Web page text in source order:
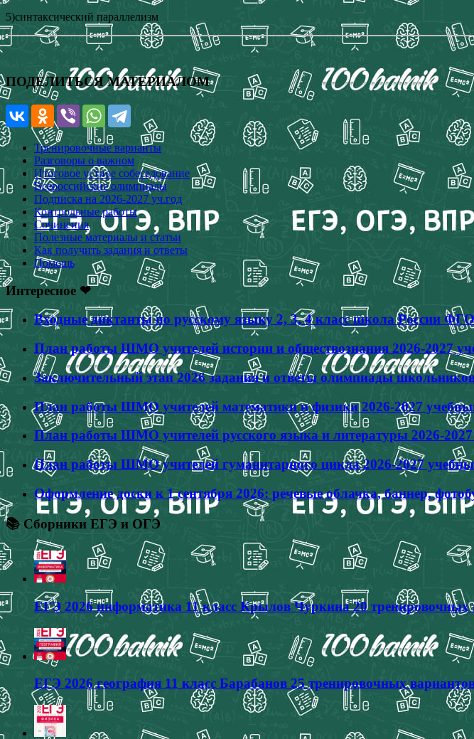
5)синтаксический параллелизм
ПОДЕЛИТЬСЯ МАТЕРИАЛОМ
Тренировочные варианты
Разговоры о важном
Итоговое устное собеседование
Всероссийские олимпиады
Подписка на 2026-2027 уч.год
Контрольные работы
Сочинения
Полезные материалы и статьи
Как получить задания и ответы
Помощь
Интересное ❤
Входные диктанты по русскому языку 2, 3, 4 класс школа России
План работы ШМО учителей истории и обществознания 2026-2027
Заключительный этап 2026 задания и ответы олимпиады
План работы ШМО учителей математики и физики 2026-2027
План работы ШМО учителей русского языка и литературы 2026-
План работы ШМО учителей гуманитарного цикла 2026-2027
Оформление доски к 1 сентября 2026: речевые облачка, баннер,
📚 Сборники ЕГЭ и ОГЭ
ЕГЭ 2026 информатика 11 класс Крылов Чуркина 20 тренировочных
ЕГЭ 2026 география 11 класс Барабанов 25 тренировочных